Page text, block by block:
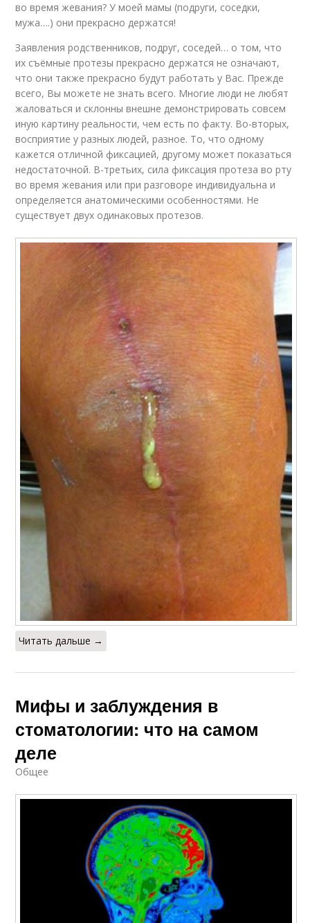
во время жевания? У моей мамы (подруги, соседки,
мужа….) они прекрасно держатся!
Заявления родственников, подруг, соседей… о том, что
их съёмные протезы прекрасно держатся не означают,
что они также прекрасно будут работать у Вас. Прежде
всего, Вы можете не знать всего. Многие люди не любят
жаловаться и склонны внешне демонстрировать совсем
иную картину реальности, чем есть по факту. Во-вторых,
восприятие у разных людей, разное. То, что одному
кажется отличной фиксацией, другому может показаться
недостаточной. В-третьих, сила фиксация протеза во рту
во время жевания или при разговоре индивидуальна и
определяется анатомическими особенностями. Не
существует двух одинаковых протезов.
Читать дальше →
Мифы и заблуждения в
стоматологии: что на самом
деле
Общее